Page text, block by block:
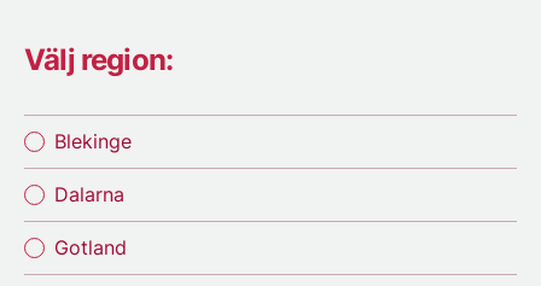
Välj region:
Blekinge
Dalarna
Gotland